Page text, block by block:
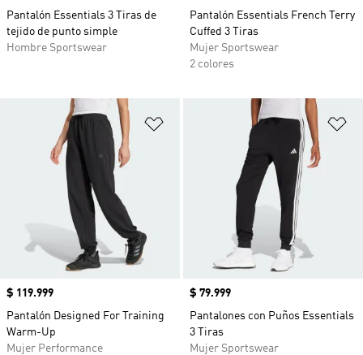
Pantalón Essentials 3 Tiras de
tejido de punto simple
Hombre Sportswear
Pantalón Essentials French Terry
Cuffed 3 Tiras
Mujer Sportswear
2 colores
Añadir a la lista de deseos
Precio
$ 119.999
Pantalón Designed For Training
Warm-Up
Mujer Performance
Precio
$ 79.999
Pantalones con Puños Essentials
3 Tiras
Mujer Sportswear